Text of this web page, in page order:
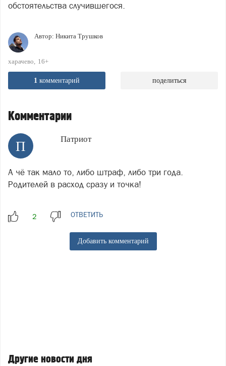
обстоятельства случившегося.
Автор: Никита Трушков
харачево 16+
1 комментарий поделиться
Комментарии
П Патриот
А чё так мало то, либо штраф, либо три года.
Родителей в расход сразу и точка!
ОТВЕТИТЬ
Добавить комментарий
Другие новости дня